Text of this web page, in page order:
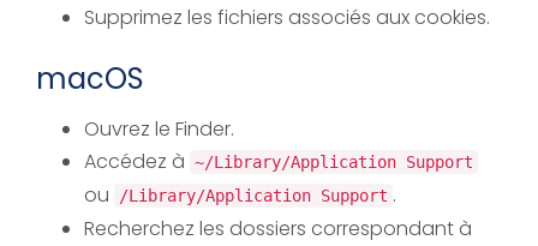
Supprimez les fichiers associés aux cookies.
macOS
Ouvrez le Finder.
Accédez à ~/Library/Application Support
ou /Library/Application Support .
Recherchez les dossiers correspondant à